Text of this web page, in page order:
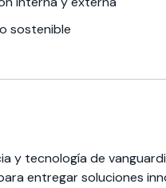
sostenible
y tecnología de
entregar soluciones